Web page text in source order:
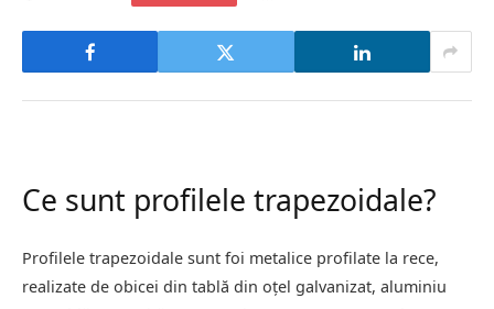
Ce sunt profilele trapezoidale?
Profilele trapezoidale sunt foi metalice profilate la rece,
realizate de obicei din tablă din oțel galvanizat, aluminiu